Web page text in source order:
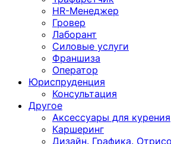
HR-Менеджер
Гровер
Лаборант
Силовые услуги
Франшиза
Оператор
Юриспруденция
Консультация
Другoе
Аксессуары для курения
Каршеринг
Дизайн. Графика.